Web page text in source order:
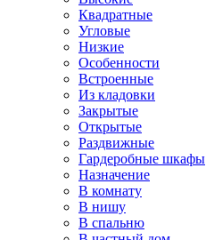
Квадратные
Угловые
Низкие
Особенности
Встроенные
Из кладовки
Закрытые
Открытые
Раздвижные
Гардеробные шкафы
Назначение
В комнату
В нишу
В спальню